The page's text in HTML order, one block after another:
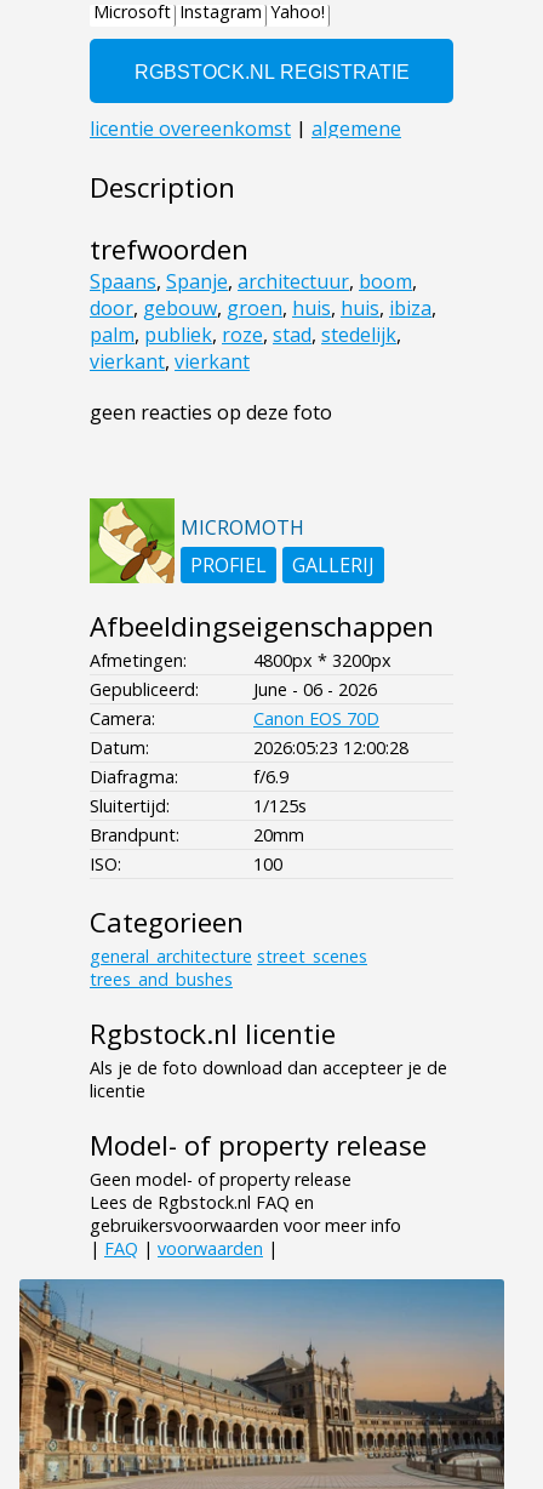
Description
trefwoorden
Spaans, Spanje, architectuur, boom,
door, gebouw, groen, huis, huis, ibiza,
palm, publiek, roze, stad, stedelijk,
vierkant, vierkant
geen reacties op deze foto
MICROMOTH
PROFIEL
GALLERIJ
Afbeeldingseigenschappen
Afmetingen:
4800px * 3200px
Gepubliceerd:
June - 06 - 2026
Camera:
Canon EOS 70D
Datum:
2026:05:23 12:00:28
Diafragma:
f/6.9
Sluitertijd:
1/125s
Brandpunt:
20mm
ISO:
100
Categorieen
general_architecture street_scenes
trees_and_bushes
Rgbstock.nl licentie
Als je de foto download dan accepteer je de
licentie
Model- of property release
Geen model- of property release
Lees de Rgbstock.nl FAQ en
gebruikersvoorwaarden voor meer info
| FAQ | voorwaarden |